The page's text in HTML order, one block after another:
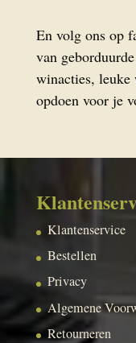
En volg ons op
van
winacties,
opdoen voor je
Klantenservice
Bestellen
Privacy
Algemene
Retourneren